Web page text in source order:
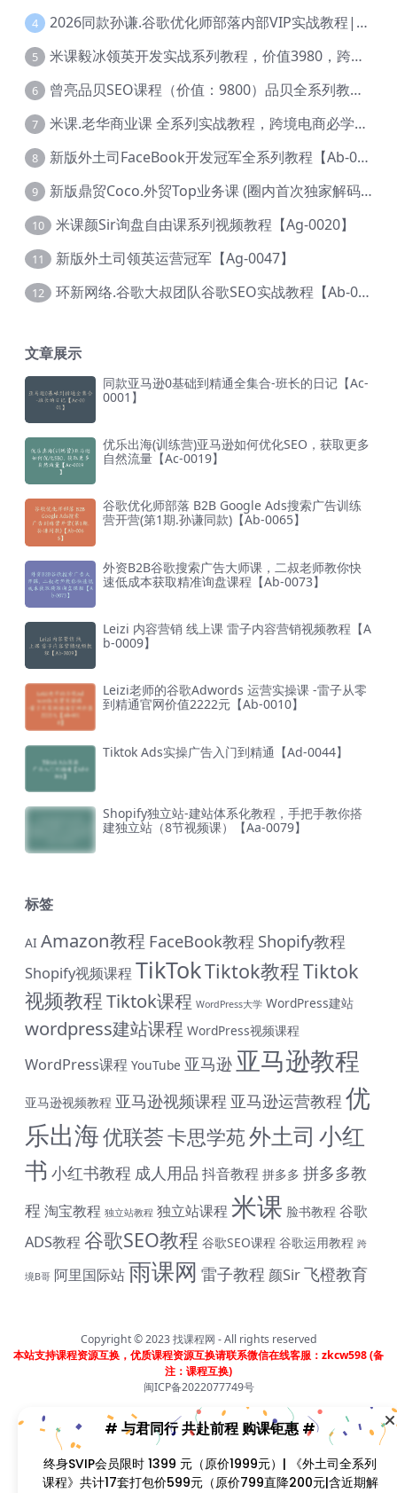
4 2026同款孙谦.谷歌优化师部落内部VIP实战教程|价值4999元全网独家解码（官方报名版本）【@034】
5 米课毅冰领英开发实战系列教程，价值3980，跨境必选【Ag-0049】
6 曾亮品贝SEO课程（价值：9800）品贝全系列教程 【Ab-0022】
7 米课.老华商业课 全系列实战教程，跨境电商必学，价值16900元【Ag-0053】
8 新版外土司FaceBook开发冠军全系列教程【Ab-0021】
9 新版鼎贸Coco.外贸Top业务课 (圈内首次独家解码|460节课)【Ag-0091】
10 米课颜Sir询盘自由课系列视频教程【Ag-0020】
11 新版外土司领英运营冠军【Ag-0047】
12 环新网络.谷歌大叔团队谷歌SEO实战教程【Ab-0024】
文章展示
同款亚马逊0基础到精通全集合-班长的日记【Ac-
0001】
优乐出海(训练营)亚马逊如何优化SEO，获取更多
自然流量【Ac-0019】
谷歌优化师部落 B2B Google Ads搜索广告训练
营开营(第1期.孙谦同款)【Ab-0065】
外资B2B谷歌搜索广告大师课，二叔老师教你快
速低成本获取精准询盘课程【Ab-0073】
Leizi 内容营销 线上课 雷子内容营销视频教程【A
b-0009】
Leizi老师的谷歌Adwords 运营实操课 -雷子从零
到精通官网价值2222元【Ab-0010】
Tiktok Ads实操广告入门到精通【Ad-0044】
Shopify独立站-建站体系化教程，手把手教你搭
建独立站（8节视频课）【Aa-0079】
标签
AI Amazon教程 FaceBook教程 Shopify教程
Shopify视频课程 TikTokTiktok教程Tiktok
视频教程Tiktok课程 WordPress大学 WordPress建站
wordpress建站课程 WordPress视频课程
WordPress课程 YouTube 亚马逊 亚马逊教程
亚马逊视频教程 亚马逊视频课程 亚马逊运营教程 优
乐出海优联荟卡思学苑外土司 小红
书 小红书教程 成人用品 抖音教程 拼多多 拼多多教
程 淘宝教程 独立站教程 独立站课程 米课 脸书教程 谷歌
ADS教程 谷歌SEO教程 谷歌SEO课程 谷歌运用教程 跨
境B哥 阿里国际站雨课网 雷子教程 颜Sir飞橙教育
Copyright © 2023找课程网 - All rights reserved
本站支持课程资源互换，优质课程资源互换请联系微信在线客服：zkcw598 (备
注：课程互换)
闽ICP备2022077749号
首页 分类
# 与君同行 共赴前程 购课钜惠 #
终身SVIP会员限时 1399 元（原价1999元）| 《外土司全
系列课程》共计17套打包价599元（原价799直降200元|
含近期解码新课） | 《米课全系列课程》打包价599元
（原价699直降100元|含近期解码新课） | 《帮课大学全系
799直降300元|含近期解码新课 | 凡单次购买课程原价超
过300元，享受原价7折购课钜惠！！